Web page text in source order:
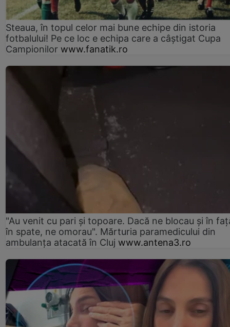
Steaua, în topul celor mai bune echipe din istoria
fotbalului! Pe ce loc e echipa care a câştigat Cupa
Campionilor www.fanatik.ro
"Au venit cu pari și topoare. Dacă ne blocau şi în
în spate, ne omorau". Mărturia paramedicului din
ambulanţa atacată în Cluj www.antena3.ro